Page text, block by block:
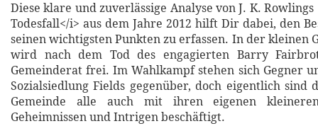
Diese klare und zuverlässige Analyse von J. K.
Todesfall</i> aus dem Jahre 2012 hilft Dir dabei, den
seinen wichtigsten Punkten zu erfassen. In der kleinen
wird nach dem Tod des engagierten Barry
Gemeinderat frei. Im Wahlkampf stehen sich Gegner
Sozialsiedlung Fields gegenüber, doch eigentlich sind
Gemeinde alle auch mit ihren eigenen
Geheimnissen und Intrigen beschäftigt.